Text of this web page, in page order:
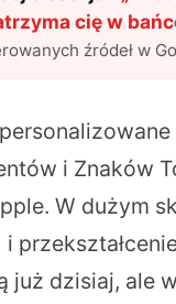
cię w
źródeł w
i Znaków
. W dużym
już dzisiaj, ale